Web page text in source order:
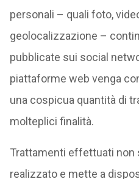
personali – quali foto,
geolocalizzazione –
pubblicate sui social
piattaforme web venga
una cospicua quantità di
molteplici finalità.
Trattamenti effettuati non
realizzato e mette a